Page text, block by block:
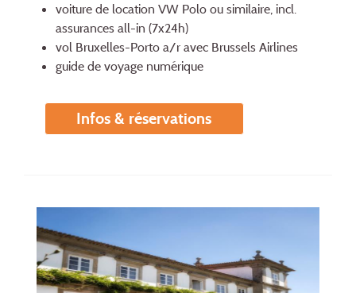
voiture de location VW Polo ou similaire, incl.
assurances all-in (7x24h)
vol Bruxelles-Porto a/r avec Brussels Airlines
guide de voyage numérique
Infos & réservations